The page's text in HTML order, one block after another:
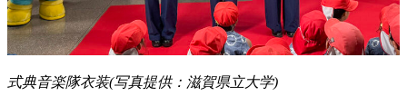
式典音楽隊衣装(写真提供：滋賀県立大学)